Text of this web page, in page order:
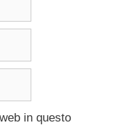
in questo